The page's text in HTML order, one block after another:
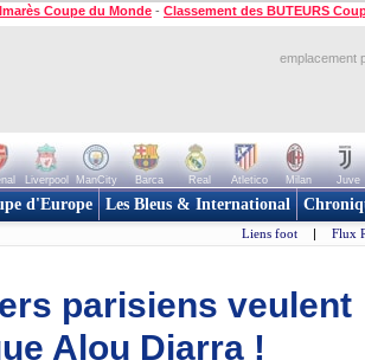
Coupe du Monde - Classement des BUTEURS
emplacement
Liverpool ManCity Barca Real Atletico Milan Juve
d'Europe Les Bleus & International
Liens foot | Flux
parisiens veulent
Alou Diarra !